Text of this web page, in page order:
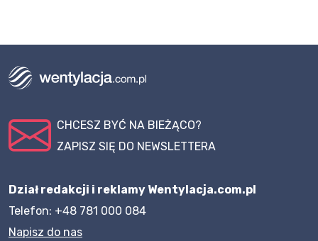
CHCESZ BYĆ NA BIEŻĄCO?
ZAPISZ SIĘ DO NEWSLETTERA
Dział redakcji i reklamy Wentylacja.com.pl
Telefon: +48 781 000 084
Napisz do nas